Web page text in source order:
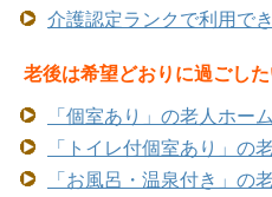
介護認定ランクで利用で
老後は希望どおりに過ごし
「個室あり」の老人ホーム
「トイレ付個室あり」の
「お風呂・温泉付き」の